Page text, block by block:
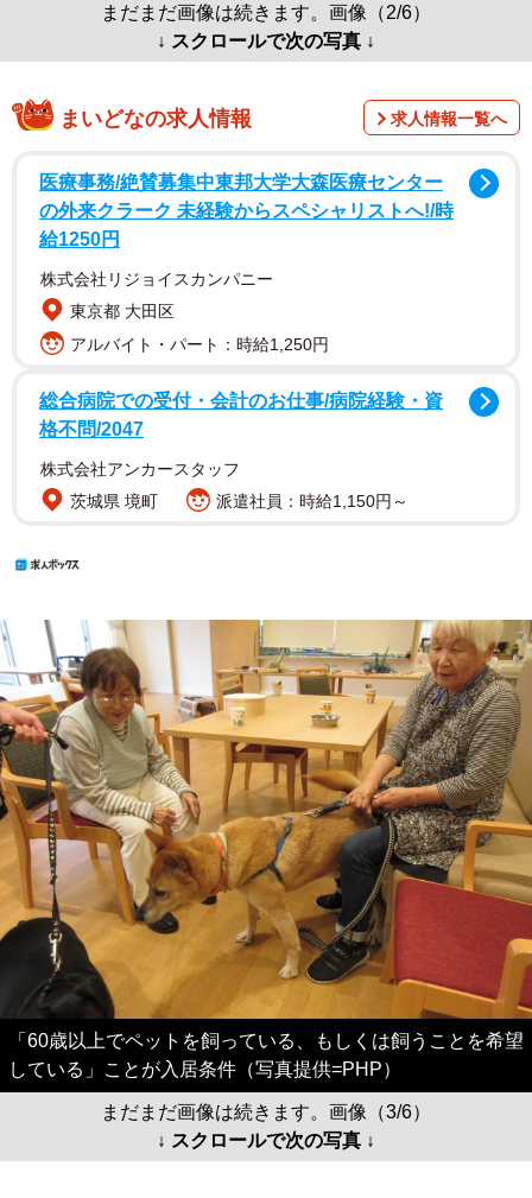
まだまだ画像は続きます。画像（2/6）
↓ スクロールで次の写真 ↓
まいどなの求人情報 求人情報一覧へ
医療事務/絶賛募集中東邦大学大森医療センター
の外来クラーク 未経験からスペシャリストへ!/時
給1250円
株式会社リジョイスカンパニー
東京都 大田区
アルバイト・パート：時給1,250円
総合病院での受付・会計のお仕事/病院経験・資
格不問/2047
株式会社アンカースタッフ
茨城県 境町
派遣社員：時給1,150円～
「60歳以上でペットを飼っている、もしくは飼うことを希望
している」ことが入居条件（写真提供=PHP）
まだまだ画像は続きます。画像（3/6）
↓ スクロールで次の写真 ↓